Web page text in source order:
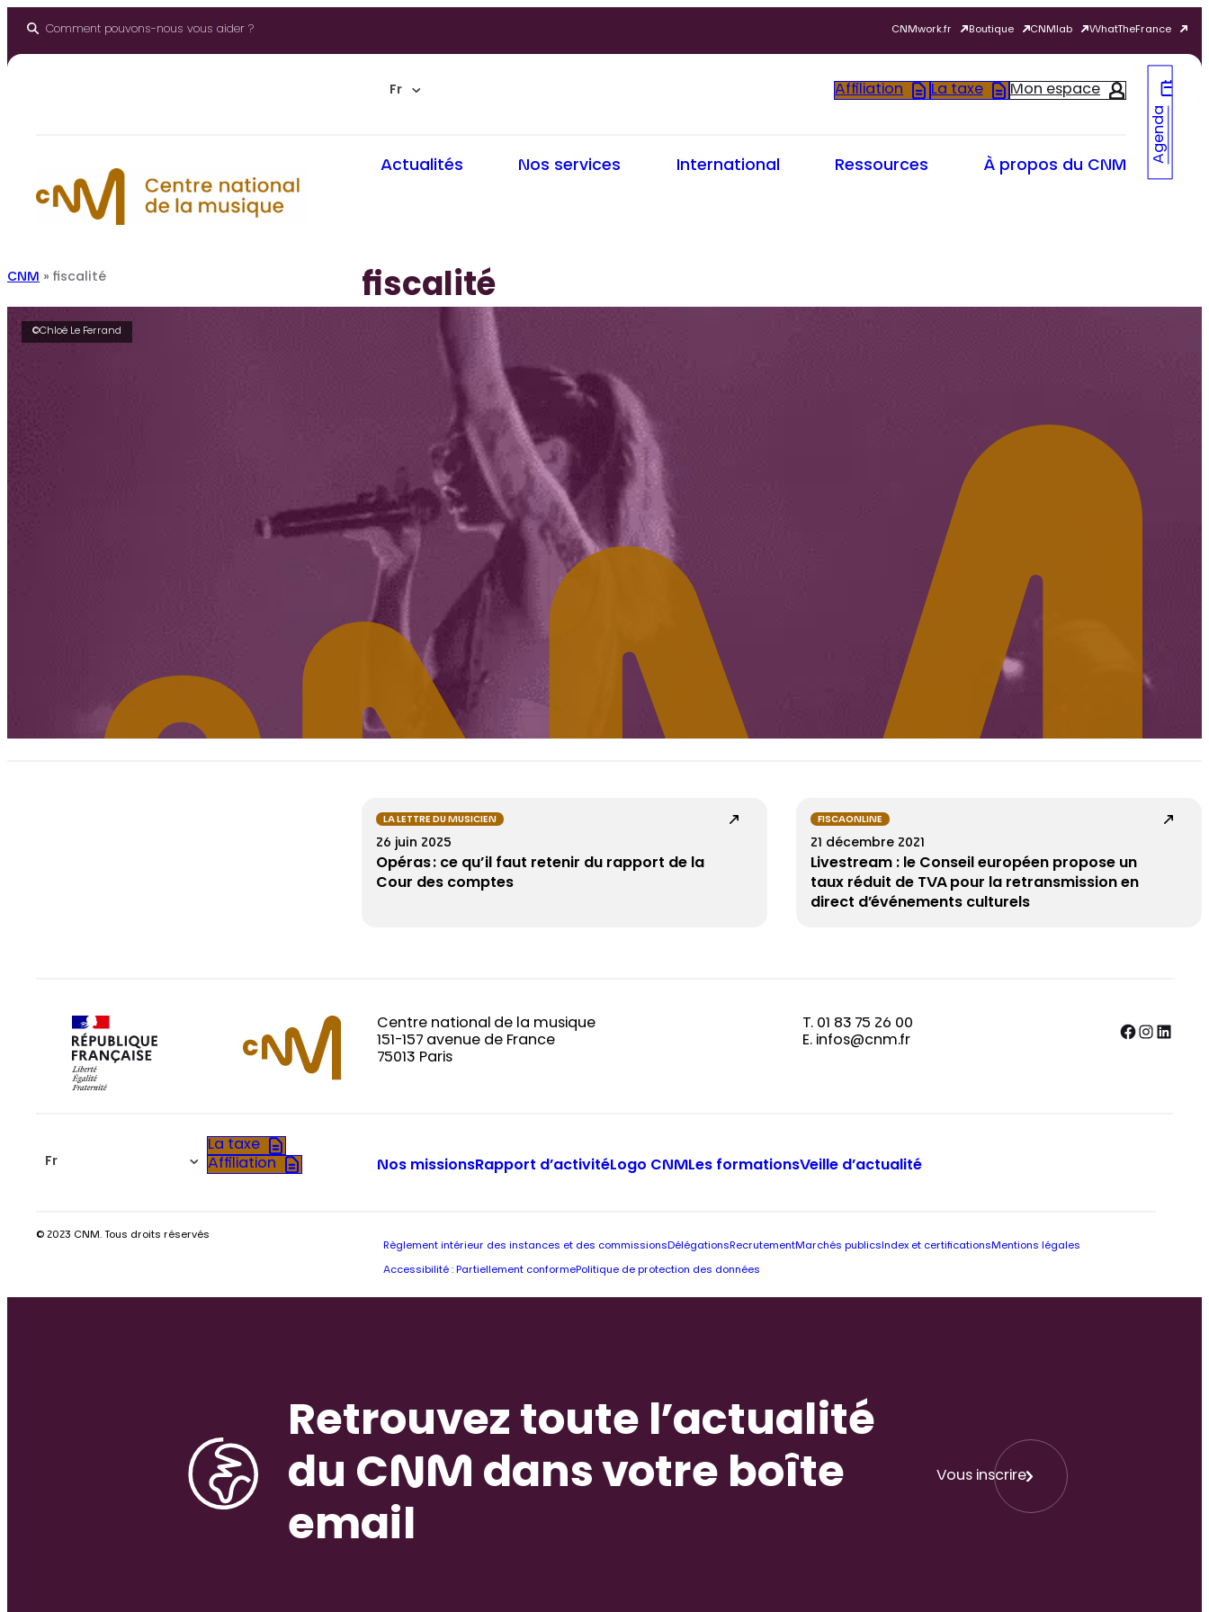
Comment pouvons-nous vous aider ? CNMwork.fr Boutique CNMlab WhatTheFrance
Fr Affiliation La taxe Mon espace
Actualités Nos services International Ressources À propos du CNM
Agenda
CNM » fiscalité fiscalité
©Chloé Le Ferrand
LA LETTRE DU MUSICIEN
26 juin 2025
Opéras : ce qu’il faut retenir du rapport de la
Cour des comptes
FISCAONLINE
21 décembre 2021
Livestream : le Conseil européen propose un
taux réduit de TVA pour la retransmission en
direct d’événements culturels
Centre national de la musique
151-157 avenue de France
75013 Paris
T. 01 83 75 26 00
E. infos@cnm.fr
Facebook InstagramLinkedIn
Fr
La taxe
Affiliation
Nos missionsRapport d’activitéLogo CNMLes formationsVeille d’actualité
© 2023 CNM. Tous droits réservés
Règlement intérieur des instances et des commissions Délégations RecrutementMarchés publics Index et certifications Mentions légales
Accessibilité : Partiellement conformePolitique de protection des données
Retrouvez toute l’actualité
du CNM dans votre boîte
email
Vous inscrire